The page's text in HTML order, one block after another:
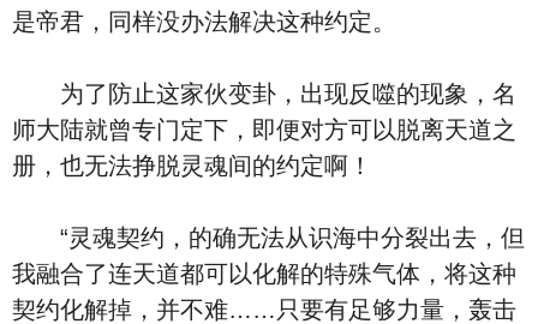
是帝君，同样没办法解决这种约定。
为了防止这家伙变卦，出现反噬的现象，名
师大陆就曾专门定下，即便对方可以脱离天道之
册，也无法挣脱灵魂间的约定啊！
“灵魂契约，的确无法从识海中分裂出去，但
我融合了连天道都可以化解的特殊气体，将这种
契约化解掉，并不难……只要有足够力量，轰击